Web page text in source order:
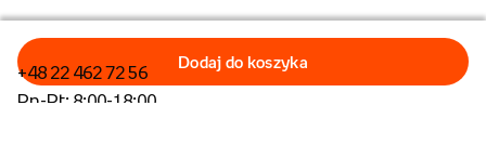
Kontakt
+48 22 462 72 56
Pn-Pt: 8:00-18:00